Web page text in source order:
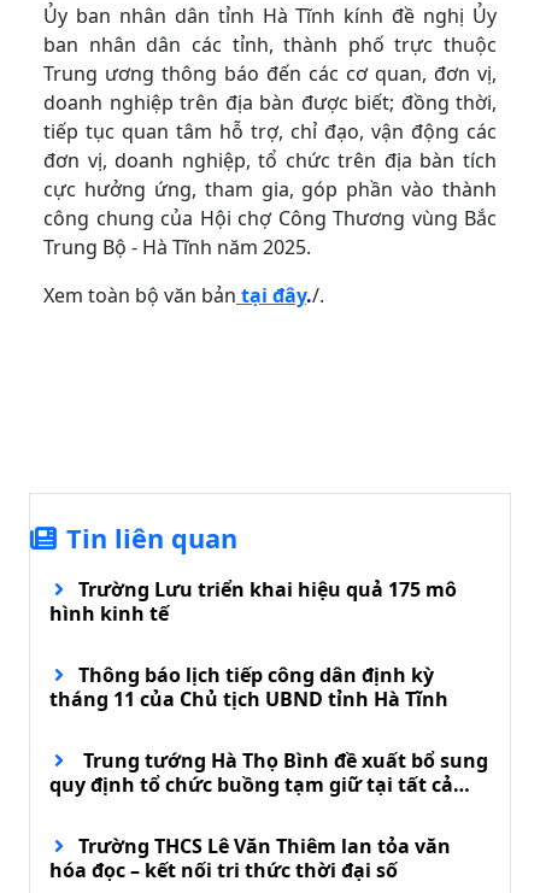
Ủy ban nhân dân tỉnh Hà Tĩnh kính đề nghị Ủy
ban nhân dân các tỉnh, thành phố trực thuộc
Trung ương thông báo đến các cơ quan, đơn vị,
doanh nghiệp trên địa bàn được biết; đồng thời,
tiếp tục quan tâm hỗ trợ, chỉ đạo, vận động các
đơn vị, doanh nghiệp, tổ chức trên địa bàn tích
cực hưởng ứng, tham gia, góp phần vào thành
công chung của Hội chợ Công Thương vùng Bắc
Trung Bộ - Hà Tĩnh năm 2025.
Xem toàn bộ văn bản tại đây./.
Tin liên quan
Trường Lưu triển khai hiệu quả 175 mô
hình kinh tế
Thông báo lịch tiếp công dân định kỳ
tháng 11 của Chủ tịch UBND tỉnh Hà Tĩnh
Trung tướng Hà Thọ Bình đề xuất bổ sung
quy định tổ chức buồng tạm giữ tại tất cả
Trường THCS Lê Văn Thiêm lan tỏa văn
hóa đọc – kết nối tri thức thời đại số